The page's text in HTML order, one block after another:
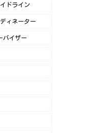
ドライン
ィネーター
バイザー